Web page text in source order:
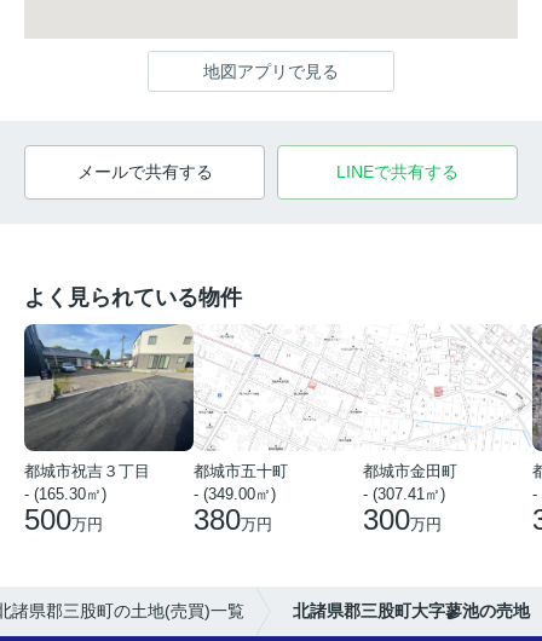
地図アプリで見る
メールで共有する LINEで共有する
よく見られている物件
都城市祝吉３丁目
- (165.30㎡)
500万円
都城市五十町
- (349.00㎡)
380万円
都城市金田町
- (307.41㎡)
300万円
-
諸県郡三股町の土地(売買)一覧 北諸県郡三股町大字蓼池の売地